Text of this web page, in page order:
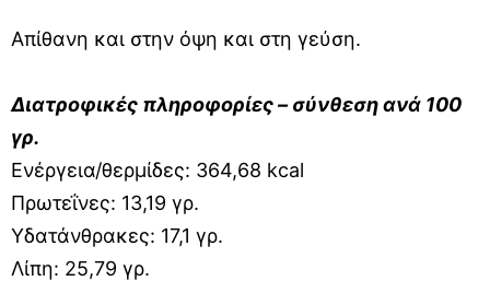
Απίθανη και στην όψη και στη γεύση.
Διατροφικές πληροφορίες – σύνθεση ανά 100
γρ.
Ενέργεια/θερμίδες: 364,68 kcal
Πρωτεΐνες: 13,19 γρ.
Υδατάνθρακες: 17,1 γρ.
Λίπη: 25,79 γρ.